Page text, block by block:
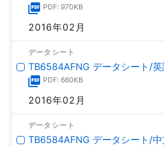
PDF: 970KB
2016年02月
データシート
TB6584AFNG データシート/
PDF: 660KB
2016年02月
データシート
TB6584AFNG データシート/中